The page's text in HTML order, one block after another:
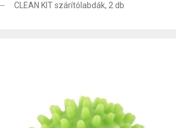
CLEAN KIT szárítólabdák, 2 db